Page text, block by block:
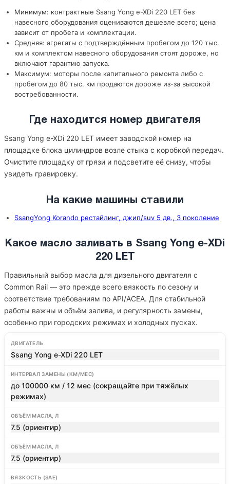
Минимум: контрактные Ssang Yong e-XDi 220 LET без
навесного оборудования оцениваются дешевле всего; цена
зависит от пробега и комплектации.
Средняя: агрегаты с подтверждённым пробегом до 120 тыс.
км и комплектом навесного оборудования стоят дороже, но
включают гарантию запуска.
Максимум: моторы после капитального ремонта либо с
пробегом до 80 тыс. км продаются дороже из-за высокой
востребованности.
Где находится номер двигателя
Ssang Yong e-XDi 220 LET имеет заводской номер на
площадке блока цилиндров возле стыка с коробкой передач.
Очистите площадку от грязи и подсветите её снизу, чтобы
увидеть гравировку.
На какие машины ставили
SsangYong Korando рестайлинг, джип/suv 5 дв., 3 поколение
Какое масло заливать в Ssang Yong e-XDi
220 LET
Правильный выбор масла для дизельного двигателя с
Common Rail — это прежде всего вязкость по сезону и
соответствие требованиям по API/ACEA. Для стабильной
работы важны и объём залива, и регулярность замены,
особенно при городских режимах и холодных пусках.
ДВИГАТЕЛЬ
Ssang Yong e-XDi 220 LET
ИНТЕРВАЛ ЗАМЕНЫ (КМ/МЕС)
до 100000 км / 12 мес (сокращайте при тяжёлых
режимах)
ОБЪЁМ МАСЛА, Л
7.5 (ориентир)
ОБЪЁМ МАСЛА, Л
7.5 (ориентир)
ВЯЗКОСТЬ (SAE)